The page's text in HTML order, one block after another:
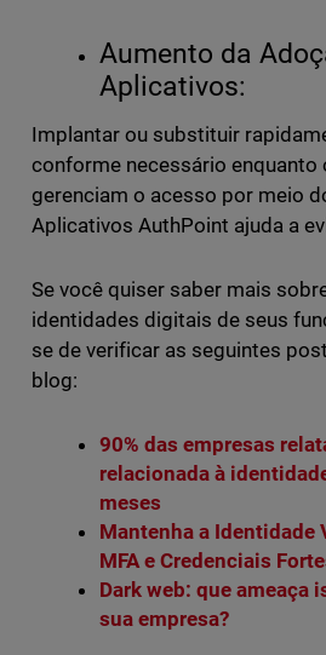
Aumento da
Aplicativos:
Implantar ou substituir
conforme necessário enquanto
gerenciam o acesso por meio
Aplicativos AuthPoint ajuda a
Se você quiser saber mais
identidades digitais de seus
se de verificar as seguintes
blog:
90% das empresas
relacionada à
meses
Mantenha a Identidade
MFA e Credenciais
Dark web: que ameaça
sua empresa?